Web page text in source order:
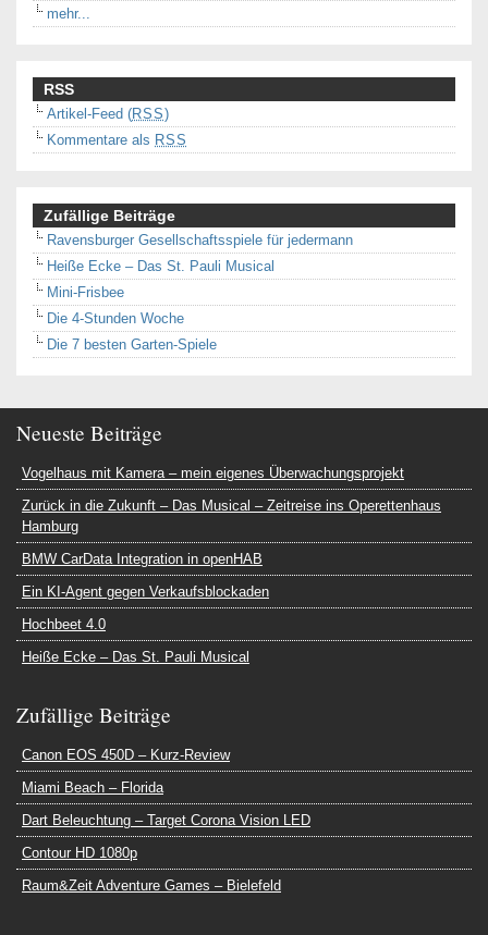
mehr...
RSS
Artikel-Feed (RSS)
Kommentare als RSS
Zufällige Beiträge
Ravensburger Gesellschaftsspiele für jedermann
Heiße Ecke – Das St. Pauli Musical
Mini-Frisbee
Die 4-Stunden Woche
Die 7 besten Garten-Spiele
Neueste Beiträge
Vogelhaus mit Kamera – mein eigenes Überwachungsprojekt
Zurück in die Zukunft – Das Musical – Zeitreise ins Operettenhaus
Hamburg
BMW CarData Integration in openHAB
Ein KI-Agent gegen Verkaufsblockaden
Hochbeet 4.0
Heiße Ecke – Das St. Pauli Musical
Zufällige Beiträge
Canon EOS 450D – Kurz-Review
Miami Beach – Florida
Dart Beleuchtung – Target Corona Vision LED
Contour HD 1080p
Raum&Zeit Adventure Games – Bielefeld